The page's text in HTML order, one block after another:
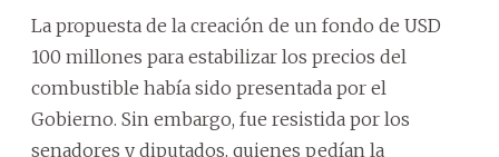
La propuesta de la creación de un fondo de USD
100 millones para estabilizar los precios del
combustible había sido presentada por el
Gobierno. Sin embargo, fue resistida por los
senadores y diputados, quienes pedían la